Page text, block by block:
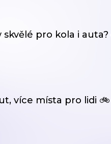
pro kola i auta?
více místa pro lidi 🚲